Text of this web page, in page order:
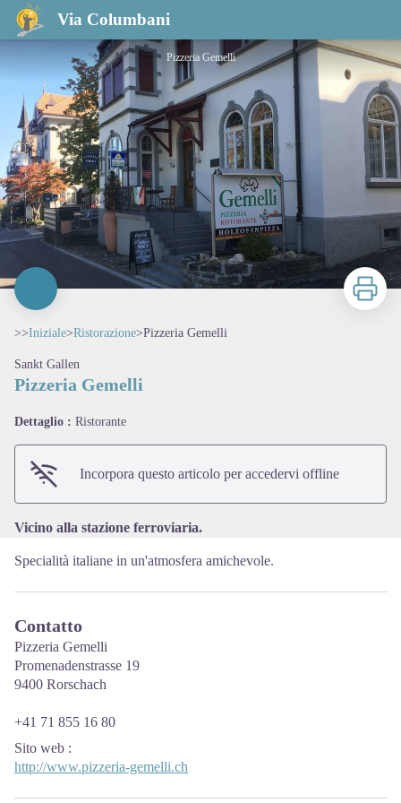
Via Columbani
Pizzeria Gemelli
Pizzeria Gemelli
Stampa
>>Iniziale>Ristorazione>Pizzeria Gemelli
Sankt Gallen
Pizzeria Gemelli
Dettaglio : Ristorante
Incorpora questo articolo per accedervi offline
Vicino alla stazione ferroviaria.
Specialità italiane in un'atmosfera amichevole.
Contatto
Pizzeria Gemelli
Promenadenstrasse 19
9400 Rorschach
+41 71 855 16 80
Sito web :
http://www.pizzeria-gemelli.ch